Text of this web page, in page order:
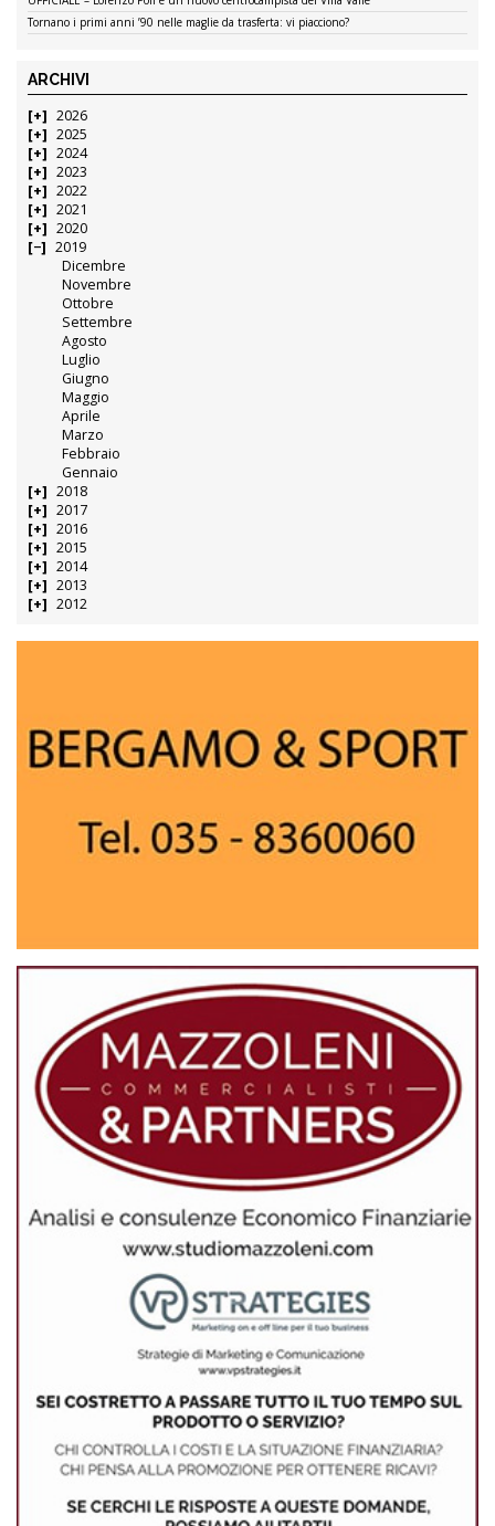
Tornano i primi anni ’90 nelle maglie da trasferta: vi piacciono?
ARCHIVI
2026
2025
2024
2023
2022
2021
2020
2019
Dicembre
Novembre
Ottobre
Settembre
Agosto
Luglio
Giugno
Maggio
Aprile
Marzo
Febbraio
Gennaio
2018
2017
2016
2015
2014
2013
2012